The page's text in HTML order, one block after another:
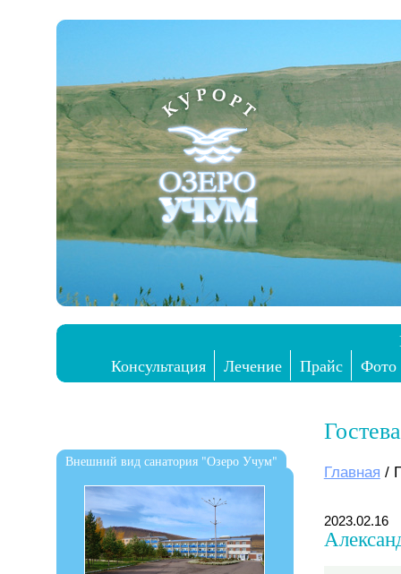
Консультация
Лечение Прайс Фото
Внешний вид санатория "Озеро Учум"
Главная /
2023.02.16